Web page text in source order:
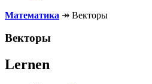
Математика ↠ Векторы
Векторы
Lernen